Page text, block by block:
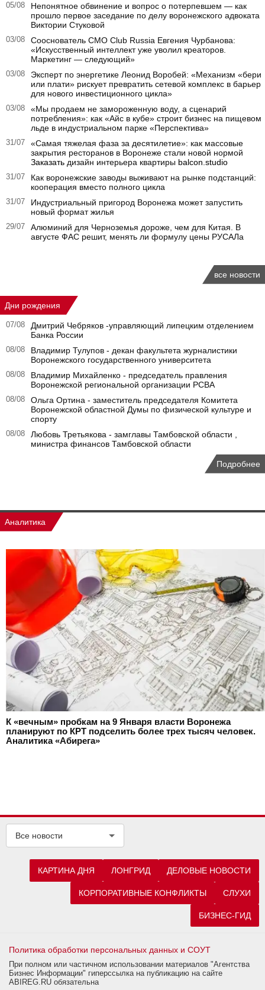
05/08
Непонятное обвинение и вопрос о потерпевшем — как
прошло первое заседание по делу воронежского адвоката
Виктории Стуковой
03/08
Сооснователь CMO Club Russia Евгения Чурбанова:
«Искусственный интеллект уже уволил креаторов.
Маркетинг — следующий»
03/08
Эксперт по энергетике Леонид Воробей: «Механизм «бери
или плати» рискует превратить сетевой комплекс в барьер
для нового инвестиционного цикла»
03/08
«Мы продаем не замороженную воду, а сценарий
потребления»: как «Айс в кубе» строит бизнес на пищевом
льде в индустриальном парке «Перспектива»
31/07
«Самая тяжелая фаза за десятилетие»: как массовые
закрытия ресторанов в Воронеже стали новой нормой
Заказать дизайн интерьера квартиры balcon.studio
31/07
Как воронежские заводы выживают на рынке подстанций:
кооперация вместо полного цикла
31/07
Индустриальный пригород Воронежа может запустить
новый формат жилья
29/07
Алюминий для Черноземья дороже, чем для Китая. В
августе ФАС решит, менять ли формулу цены РУСАЛа
все новости
Дни рождения
07/08
Дмитрий Чебряков -управляющий липецким отделением
Банка России
08/08
Владимир Тулупов - декан факультета журналистики
Воронежского государственного университета
08/08
Владимир Михайленко - председатель правления
Воронежской региональной организации РСВА
08/08
Ольга Ортина - заместитель председателя Комитета
Воронежской областной Думы по физической культуре и
спорту
08/08
Любовь Третьякова - замглавы Тамбовской области ,
министра финансов Тамбовской области
Подробнее
Аналитика
К «вечным» пробкам на 9 Января власти Воронежа
планируют по КРТ подселить более трех тысяч человек.
Аналитика «Абирега»
Все новости
КАРТИНА ДНЯ ЛОНГРИД ДЕЛОВЫЕ НОВОСТИ
КОРПОРАТИВНЫЕ КОНФЛИКТЫ СЛУХИ
БИЗНЕС-ГИД
Политика обработки персональных данных и СОУТ
При полном или частичном использовании материалов "Агентства
Бизнес Информации" гиперссылка на публикацию на сайте
ABIREG.RU обязательна